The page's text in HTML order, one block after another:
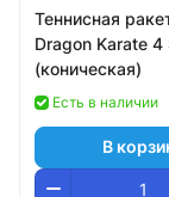
Теннисная
Dragon Karate 4
(коническая)
Есть в наличии
В